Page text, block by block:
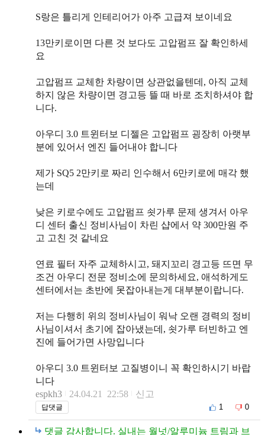
S랑은 틀리게 인테리어가 아주 고급져 보이네요
13만키로이면 다른 것 보다도 고압펌프 잘 확인하세
요
고압펌프 교체한 차량이면 상관없을텐데, 아직 교체
하지 않은 차량이면 경고등 뜰 때 바로 조치하셔야 합
니다.
아우디 3.0 트윈터보 디젤은 고압펌프 굉장히 아랫부
분에 있어서 엔진 들어내야 합니다
제가 SQ5 2만키로 짜리 인수해서 6만키로에 매각 했
는데
낮은 키로수에도 고압펌프 쇳가루 문제 생겨서 아우
디 센터 출신 정비사님이 차린 샵에서 약 300만원 주
고 고친 것 같네요
연료 필터 자주 교체하시고, 돼지꼬리 경고등 뜨면 무
조건 아우디 전문 정비소에 문의하세요, 애석하게도
센터에서는 초반에 못잡아내는게 대부분이랍니다.
저는 다행히 위의 정비사님이 워낙 오랜 경력의 정비
사님이셔서 초기에 잡아냈는데, 쇳가루 터빈하고 엔
진에 들어가면 사망입니다
아우디 3.0 트윈터보 고질병이니 꼭 확인하시기 바랍
니다
espkh3
24.04.21 22:58 신고
답댓글 1 0
댓글 감사합니다. 실내는 월넛/알루미늄 트림과 브